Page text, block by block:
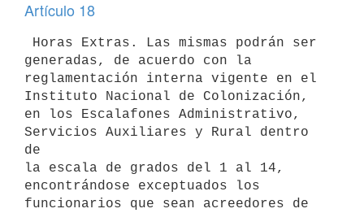
Artículo 18
generadas, de acuerdo con la
reglamentación interna vigente en el
Instituto Nacional de Colonización,
en los Escalafones Administrativo,
Servicios Auxiliares y Rural dentro
de
la escala de grados del 1 al 14,
encontrándose exceptuados los
funcionarios que sean acreedores de